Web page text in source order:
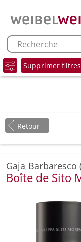
Supprimer filtres
Retour
Gaja, Barbaresco
Boîte de Sito